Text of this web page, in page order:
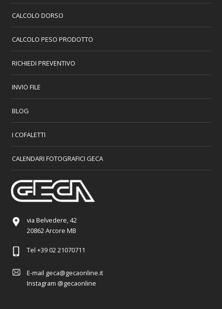
CALCOLO DORSO
CALCOLO PESO PRODOTTO
RICHIEDI PREVENTIVO
INVIO FILE
BLOG
I COFALETTI
CALENDARI FOTOGRAFICI GECA
via Belvedere, 42
20862 Arcore MB
Tel +39 02 21070711
E-mail geca@gecaonline.it
Instagram @gecaonline